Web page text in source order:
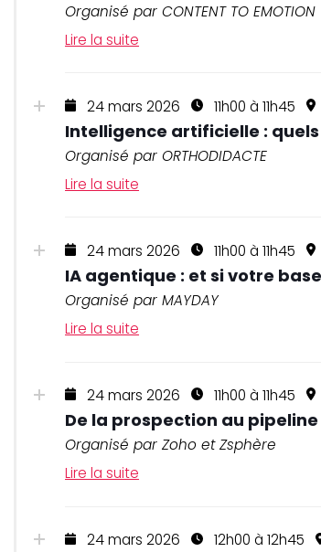
Organisé par CONTENT TO EMOTION
Lire la suite
24 mars 2026 11h00 à 11h45
Intelligence artificielle :
Organisé par ORTHODIDACTE
Lire la suite
24 mars 2026 11h00 à 11h45
IA agentique : et si votre
Organisé par MAYDAY
Lire la suite
24 mars 2026 11h00 à 11h45
De la prospection au
Organisé par Zoho et Zsphère
Lire la suite
24 mars 2026 12h00 à 12h45